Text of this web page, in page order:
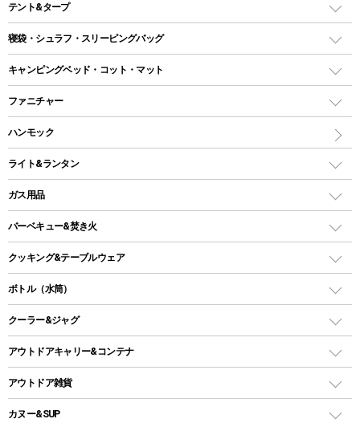
テント&タープ
テント
ツールームテント
ワンポールテント
シェルターテント
ロッジ型・オリジナルテント
タープ
スクエアタープ（レクタタープ）
メッシュタープ
自立式タープ
パラソル
テントアクセサリー
ペグ
寝袋・シュラフ・スリーピングバッグ
レクタングラー型（封筒型）シュラフ
インナーシュラフ
キャンピングベッド・コット・マット
キャンピングベッド・コット
インフレータブルマット
ファニチャー
アウトドアテーブル
レジャーシート
ハンモック
ライト&ランタン
LEDランタン
ガスランタン
オイルランタン
LEDライト
ヘッドライト
キャンドル
ガス用品
ガスバーナー
ガス缶
ガストーチ、ライター
バーベキュー&焚き火
バーベキューコンロ、グリル
焚き火台タイプ（ロースタイル）グリル
卓上タイプグリル
パーティータイプグリル
鉄板、アミ
クッキング&テーブルウェア
ダッチオーブン
ホットサンドメーカー
クッカーセット
シェラカップ
ボトル（水筒）
ステンレスボトル
コップ付きタイプ
ワンタッチタイプ
プラスチックボトル
クーラー&ジャグ
クーラーボックス
クーラーバッグ
ウォータージャグ
アウトドアキャリー&コンテナ
アウトドアキャリー
アウトドア雑貨
バックパック&バッグ
カヌー&SUP